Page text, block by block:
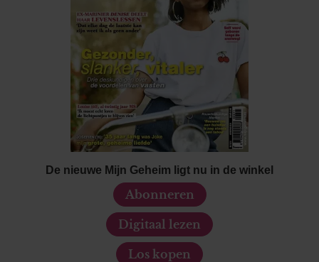
De nieuwe Mijn Geheim ligt nu in de winkel
Abonneren
Digitaal lezen
Los kopen